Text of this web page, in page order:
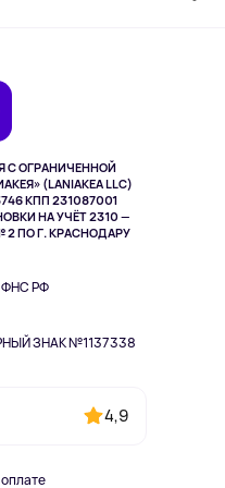
С ОГРАНИЧЕННОЙ
(LANIAKEA LLC)
КПП 231087001
НА УЧЁТ 2310 —
ПО Г. КРАСНОДАРУ
ФНС РФ
ЗНАК №1137338
4,9